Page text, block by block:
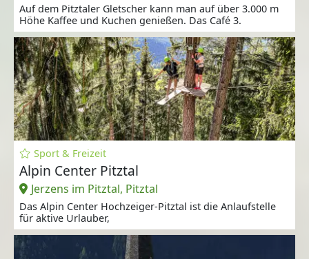
Auf dem Pitztaler Gletscher kann man auf über 3.000 m
Höhe Kaffee und Kuchen genießen. Das Café 3.
Sport & Freizeit
Alpin Center Pitztal
Jerzens im Pitztal, Pitztal
Das Alpin Center Hochzeiger-Pitztal ist die Anlaufstelle
für aktive Urlauber,